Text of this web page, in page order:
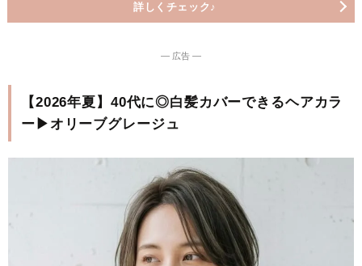
詳しくチェック♪
― 広告 ―
【2026年夏】40代に◎白髪カバーできるヘアカラ
ー▶オリーブグレージュ